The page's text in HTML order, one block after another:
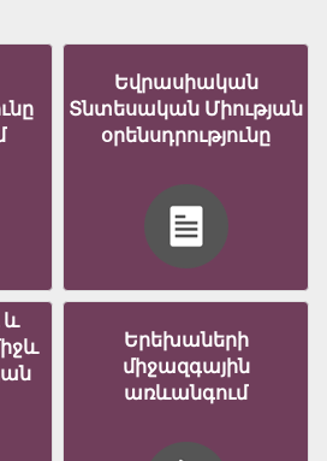
Եվրասիական
Տնտեսական Միության
օրենսդրությունը
և
Երեխաների
միջազգային
առևանգում